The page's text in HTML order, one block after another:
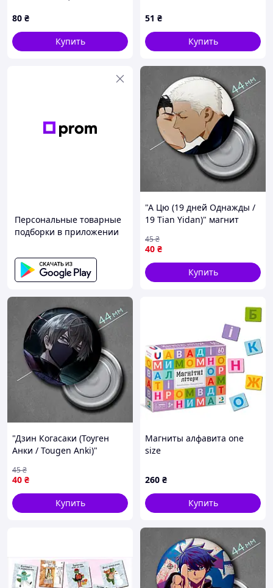
холодильник с блюдами
украинской кухни, подарок
из Украины
80 ₴
Купить
51 ₴
Купить
Персональные товарные
подборки в приложении
"А Цю (19 дней Однажды /
19 Tian Yidan)" магнит
40 ₴
45₴
Купить
"Дзин Когасаки (Тоуген
Анки / Tougen Anki)"
40 ₴
45₴
Купить
Магниты алфавита one
size
260 ₴
Купить